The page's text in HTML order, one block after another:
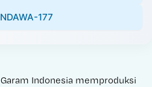
177
Indonesia memproduksi